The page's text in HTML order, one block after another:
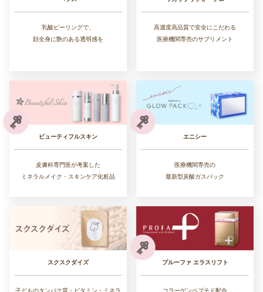
乳酸ピーリングで、
顔全身に艶のある透明感を
高濃度高品質で安全にこだわる
医療機関専売のサプリメント
ビューティフルスキン
皮膚科専門医が考案した
ミネラルメイク・スキンケア化粧品
エニシー
医療機関専売の
最新型炭酸ガスパック
スクスクダイズ
子どものタンパク質・ビタミン・ミネラ
プルーファ エラスリフト
コラーゲンペプチド配合